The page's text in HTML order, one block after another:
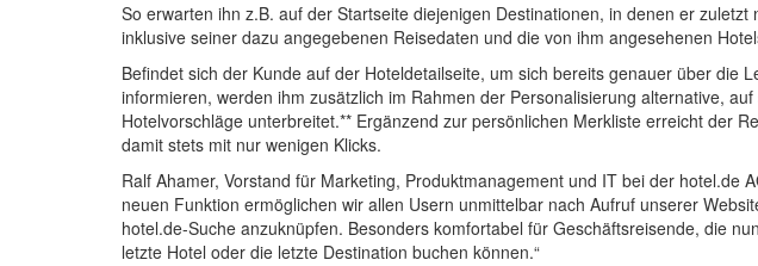
So erwarten ihn z.B. auf der Startseite diejenigen Destinationen, in denen er zuletzt
inklusive seiner dazu angegebenen Reisedaten und die von ihm angesehenen
Befindet sich der Kunde auf der Hoteldetailseite, um sich bereits genauer über die
informieren, werden ihm zusätzlich im Rahmen der Personalisierung alternative,
Hotelvorschläge unterbreitet.** Ergänzend zur persönlichen Merkliste erreicht der
damit stets mit nur wenigen Klicks.
Ralf Ahamer, Vorstand für Marketing, Produktmanagement und IT bei der hotel.de
neuen Funktion ermöglichen wir allen Usern unmittelbar nach Aufruf unserer
hotel.de-Suche anzuknüpfen. Besonders komfortabel für Geschäftsreisende, die
letzte Hotel oder die letzte Destination buchen können.“